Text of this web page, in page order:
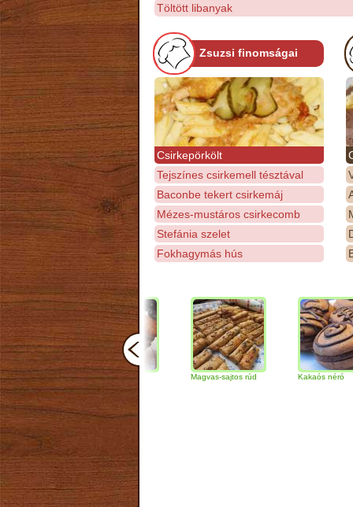
Töltött libanyak
Zsuzsi finomságai
Csirkepörkölt
Tejszínes csirkemell tésztával
Baconbe tekert csirkemáj
Mézes-mustáros csirkecomb
Stefánia szelet
Fokhagymás hús
Csokoládés-diós
szendvics
Magvas-sajtos rúd Kakaós néró